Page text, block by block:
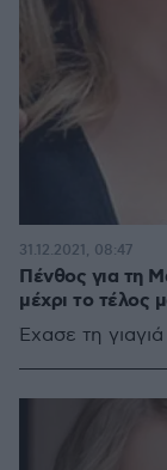
Πένθος για τη
μέχρι το τέλος
Έχασε τη
31.12.2021, 08:47